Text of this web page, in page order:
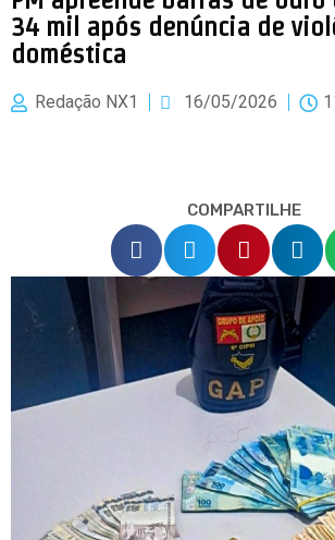
34 mil após denúncia de
doméstica
Redação NX1 16/05/2026
COMPARTILHE